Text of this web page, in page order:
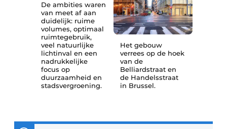
De ambities waren
van meet af aan
duidelijk: ruime
volumes, optimaal
ruimtegebruik,
veel natuurlijke
lichtinval en een
nadrukkelijke
focus op
duurzaamheid en
stadsvergroening.
Het gebouw
verrees op de hoek
van de
Belliardstraat en
de Handelsstraat
in Brussel.